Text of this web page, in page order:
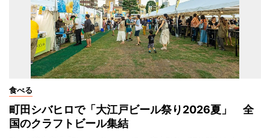
食べる
町田シバヒロで「大江戸ビール祭り2026夏」 全
国のクラフトビール集結